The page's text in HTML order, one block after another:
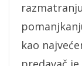
kao